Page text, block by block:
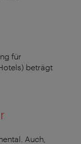
für
beträgt
Auch,